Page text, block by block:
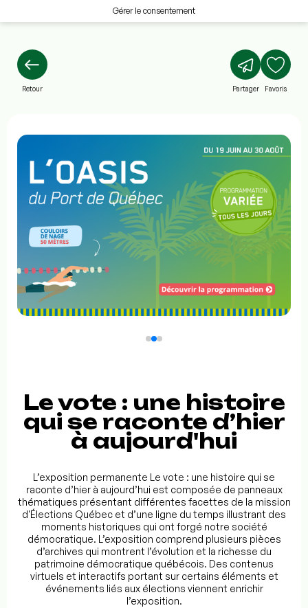
Gérer le consentement
Retour Partager Favoris
Le vote : une histoire
qui se raconte d’hier
à aujourd'hui
L’exposition permanente Le vote : une histoire qui se
raconte d’hier à aujourd’hui est composée de panneaux
thématiques présentant différentes facettes de la mission
d'Élections Québec et d’une ligne du temps illustrant des
moments historiques qui ont forgé notre société
démocratique. L’exposition comprend plusieurs pièces
d’archives qui montrent l’évolution et la richesse du
patrimoine démocratique québécois. Des contenus
virtuels et interactifs portant sur certains éléments et
événements liés aux élections viennent enrichir
l’exposition.